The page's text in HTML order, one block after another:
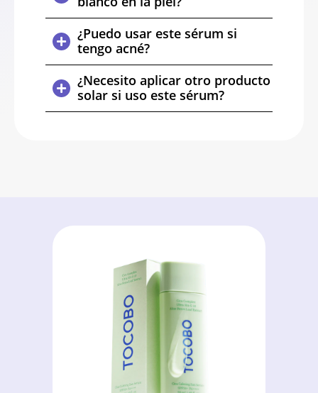
¿Puedo usar este sérum si
tengo acné?
¿Necesito aplicar otro producto
solar si uso este sérum?